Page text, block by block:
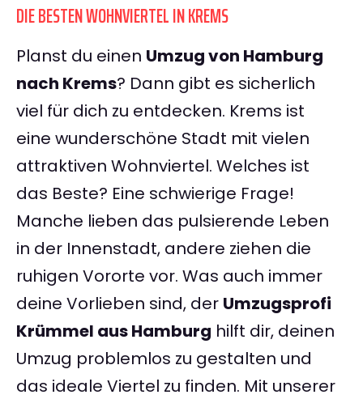
DIE BESTEN WOHNVIERTEL IN KREMS
Planst du einen Umzug von Hamburg
nach Krems? Dann gibt es sicherlich
viel für dich zu entdecken. Krems ist
eine wunderschöne Stadt mit vielen
attraktiven Wohnviertel. Welches ist
das Beste? Eine schwierige Frage!
Manche lieben das pulsierende Leben
in der Innenstadt, andere ziehen die
ruhigen Vororte vor. Was auch immer
deine Vorlieben sind, der Umzugsprofi
Krümmel aus Hamburg hilft dir, deinen
Umzug problemlos zu gestalten und
das ideale Viertel zu finden. Mit unserer